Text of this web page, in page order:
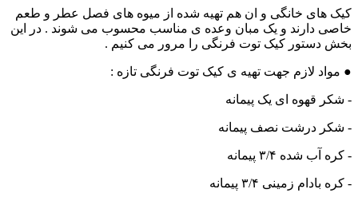
کیک های خانگی و ان هم تهیه شده از میوه های فصل عطر و طعم
خاصی دارند و یک مبان وعده ی مناسب محسوب می شوند . در این
بخش دستور کیک توت فرنگی را مرور می کنیم .
● مواد لازم جهت تهیه ی کیک توت فرنگی تازه :
- شکر قهوه ای یک پیمانه
- شکر درشت نصف پیمانه
- کره آب شده ۳/۴ پیمانه
- کره بادام زمینی ۳/۴ پیمانه